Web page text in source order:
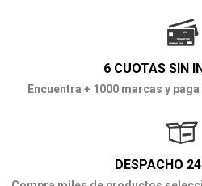
6 CUOTAS SIN
Encuentra + 1000 marcas y
DESPACHO